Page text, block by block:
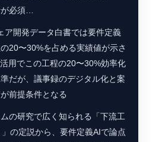
必須…
ア開発データ白書では要件定義
20〜30%を占める実績値が示さ
用でこの工程の20〜30%効率化
だが、議事録のデジタル化と案
前提条件となる
の研究で広く知られる「下流工
の定説から、要件定義AIで論点